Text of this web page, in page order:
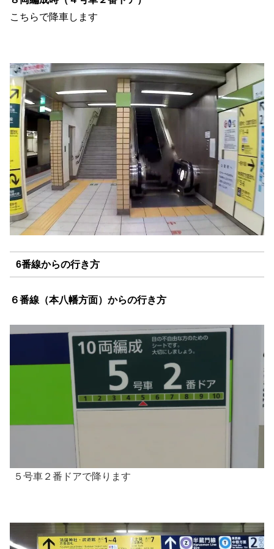
こちらで降車します
6番線からの行き方
６番線（本八幡方面）からの行き方
５号車２番ドアで降ります